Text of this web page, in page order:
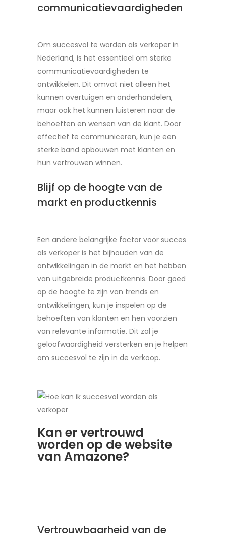
communicatievaardigheden
Om succesvol te worden als verkoper in
Nederland, is het essentieel om sterke
communicatievaardigheden te
ontwikkelen. Dit omvat niet alleen het
kunnen overtuigen en onderhandelen,
maar ook het kunnen luisteren naar de
behoeften en wensen van de klant. Door
effectief te communiceren, kun je een
sterke band opbouwen met klanten en
hun vertrouwen winnen.
Blijf op de hoogte van de
markt en productkennis
Een andere belangrijke factor voor succes
als verkoper is het bijhouden van de
ontwikkelingen in de markt en het hebben
van uitgebreide productkennis. Door goed
op de hoogte te zijn van trends en
ontwikkelingen, kun je inspelen op de
behoeften van klanten en hen voorzien
van relevante informatie. Dit zal je
geloofwaardigheid versterken en je helpen
om succesvol te zijn in de verkoop.
Kan er vertrouwd
worden op de website
van Amazone?
Vertrouwbaarheid van de